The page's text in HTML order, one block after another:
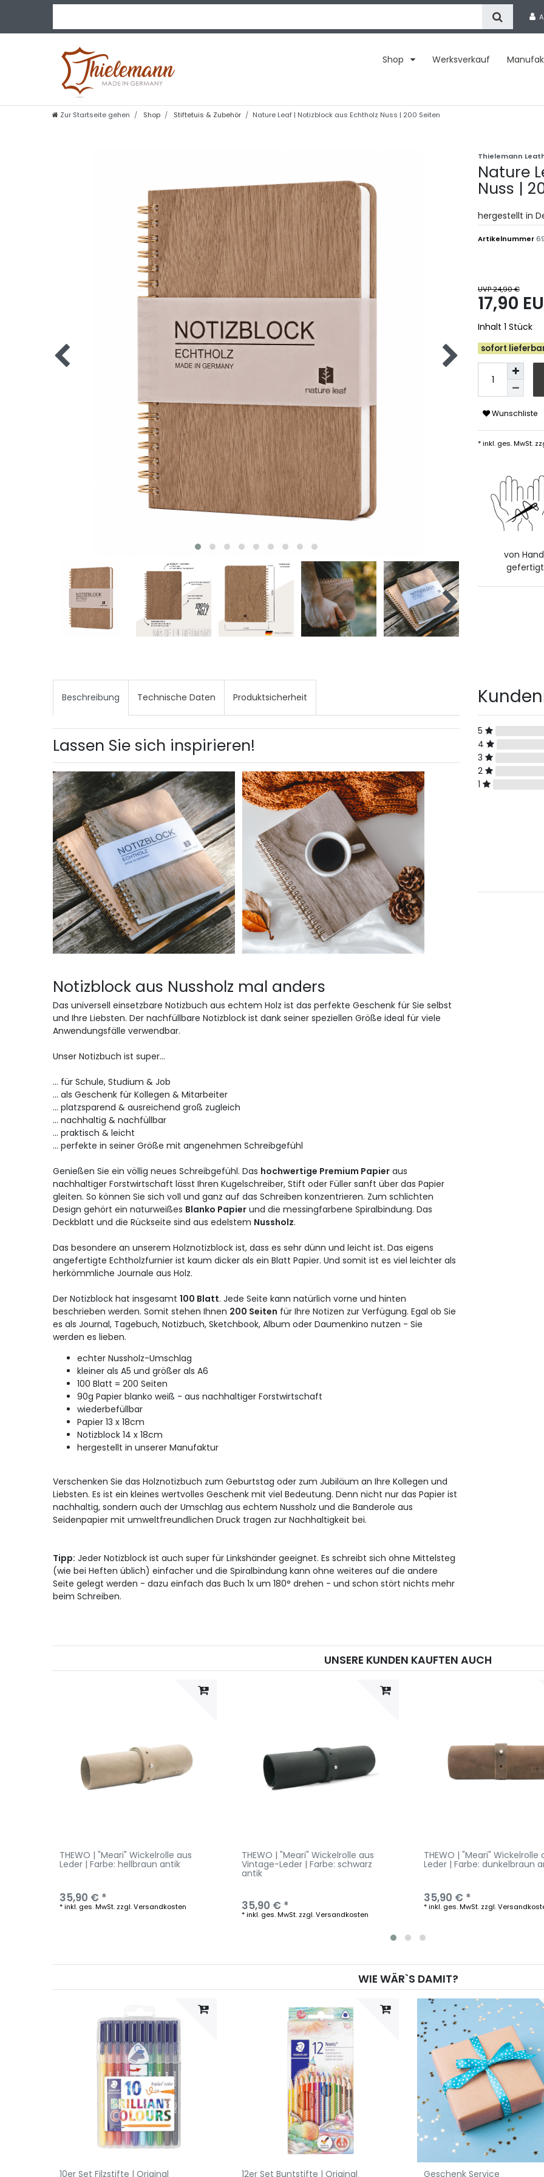
Shop Werksverkauf
Zur Startseite gehen Shop Stiftetuis & Zubehör Nature Leaf | Notizblock aus Echtholz Nuss | 200 Seiten
Thielemann
Nature
Nuss |
hergestellt in
Artikelnummer
UVP 24,90 €
17,90
Inhalt 1 Stück
sofort
Wunschliste
* inkl. ges. MwSt.
von Hand
gefertigt
Beschreibung Technische Daten Produktsicherheit
Lassen Sie sich inspirieren!
Notizblock aus Nussholz mal anders
Das universell einsetzbare Notizbuch aus echtem Holz ist das perfekte Geschenk für Sie selbst
und Ihre Liebsten. Der nachfüllbare Notizblock ist dank seiner speziellen Größe ideal für viele
Anwendungsfälle verwendbar.
Unser Notizbuch ist super...
... für Schule, Studium & Job
... als Geschenk für Kollegen & Mitarbeiter
... platzsparend & ausreichend groß zugleich
... nachhaltig & nachfüllbar
... praktisch & leicht
... perfekte in seiner Größe mit angenehmen Schreibgefühl
Genießen Sie ein völlig neues Schreibgefühl. Das hochwertige Premium Papier aus
nachhaltiger Forstwirtschaft lässt Ihren Kugelschreiber, Stift oder Füller sanft über das Papier
gleiten. So können Sie sich voll und ganz auf das Schreiben konzentrieren. Zum schlichten
Design gehört ein naturweißes Blanko Papier und die messingfarbene Spiralbindung. Das
Deckblatt und die Rückseite sind aus edelstem Nussholz.
Das besondere an unserem Holznotizblock ist, dass es sehr dünn und leicht ist. Das eigens
angefertigte Echtholzfurnier ist kaum dicker als ein Blatt Papier. Und somit ist es viel leichter als
herkömmliche Journale aus Holz.
Der Notizblock hat insgesamt 100 Blatt. Jede Seite kann natürlich vorne und hinten
beschrieben werden. Somit stehen Ihnen 200 Seiten für Ihre Notizen zur Verfügung. Egal ob Sie
es als Journal, Tagebuch, Notizbuch, Sketchbook, Album oder Daumenkino nutzen - Sie
werden es lieben.
echter Nussholz-Umschlag
kleiner als A5 und größer als A6
100 Blatt = 200 Seiten
90g Papier blanko weiß - aus nachhaltiger Forstwirtschaft
wiederbefüllbar
Papier 13 x 18cm
Notizblock 14 x 18cm
hergestellt in unserer Manufaktur
Verschenken Sie das Holznotizbuch zum Geburtstag oder zum Jubiläum an Ihre Kollegen und
Liebsten. Es ist ein kleines wertvolles Geschenk mit viel Bedeutung. Denn nicht nur das Papier ist
nachhaltig, sondern auch der Umschlag aus echtem Nussholz und die Banderole aus
Seidenpapier mit umweltfreundlichen Druck tragen zur Nachhaltigkeit bei.
Tipp: Jeder Notizblock ist auch super für Linkshänder geeignet. Es schreibt sich ohne Mittelsteg
(wie bei Heften üblich) einfacher und die Spiralbindung kann ohne weiteres auf die andere
Seite gelegt werden - dazu einfach das Buch 1x um 180° drehen - und schon stört nichts mehr
beim Schreiben.
5
4
3
2
1
UNSERE KUNDEN KAUFTEN AUCH
THEWO | "Meari" Wickelrolle aus
Leder | Farbe: hellbraun antik
35,90 € *
*inkl. ges. MwSt. zzgl.Versandkosten
THEWO | "Meari" Wickelrolle aus
Vintage-Leder | Farbe: schwarz
antik
35,90 € *
*inkl. ges. MwSt. zzgl.Versandkosten
THEWO | "Meari" Wickelrolle
Leder | Farbe: dunkelbraun
35,90 € *
*inkl. ges. MwSt. zzgl.
WIE WÄR`S DAMIT?
10er Set Filzstifte | Original 12er Set Buntstifte | Original Geschenk Service